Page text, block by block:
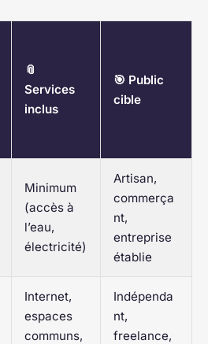
📎
Services
inclus
🎯 Public
cible
Minimum
(accès à
l’eau,
électricité)
Artisan,
commerça
nt,
entreprise
établie
Internet,
espaces
communs,
Indépenda
nt,
freelance,